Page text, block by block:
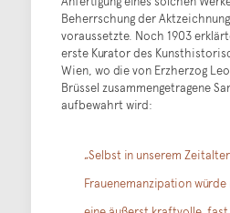
Beherrschung der
voraussetzte. Noch 1903
erste Kurator des
Wien, wo die von Erzherzog
Brüssel zusammengetragene
aufbewahrt wird:
„Selbst in unserem
Frauenemanzipation